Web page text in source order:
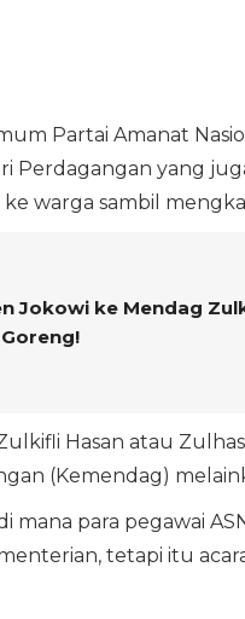
Partai Amanat
Perdagangan yang
warga sambil
Jokowi ke Mendag
Hasan atau
(Kemendag)
mana para pegawai
tetapi itu